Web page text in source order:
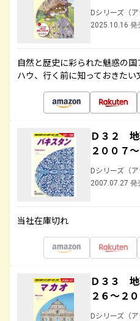
Dシリーズ（
2025.10.16 発
自然と歴史に彩られた魅惑の
ハウ、行く前に知っておきたい
Ｄ３２
２００７
Dシリーズ（
2007.07.27 発
当社在庫切れ
Ｄ３３
２６～２
Dシリーズ（